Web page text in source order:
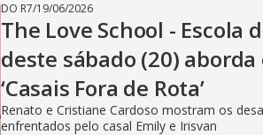
DO R7/19/06/2026
The Love School - Escola
deste sábado (20)
‘Casais Fora de Rota’
Renato e Cristiane Cardoso mostram os
enfrentados pelo casal Emily e Irisvan